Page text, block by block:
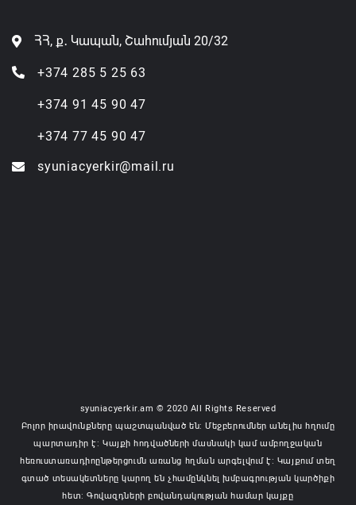
ՀՀ, ք․ Կապան, Շահումյան 20/32
+374 285 5 25 63
+374 91 45 90 47
+374 77 45 90 47
syuniacyerkir@mail.ru
syuniacyerkir.am © 2020 All Rights Reserved
Բոլոր իրավունքները պաշտպանված են: Մեջբերումներ անելիս հղումը
պարտադիր է: Կայքի հոդվածների մասնակի կամ ամբողջական
հեռուստառադիոընթերցումն առանց հղման արգելվում է: Կայքում տեղ
գտած տեսակետները կարող են չհամընկնել խմբագրության կարծիքի
հետ: Գովազդների բովանդակության համար կայքը